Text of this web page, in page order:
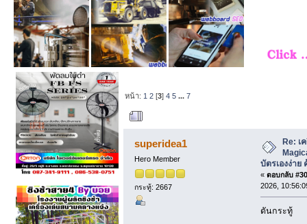
หน้า: 1 2 [3]4 5 ...7
บัตรเองง่าย คุ้มค่า (อ่าน 3851 ครั้ง)
superidea1
Hero Member
กระทู้: 2667
Re: เ
บัตรเองง่าย
« ตอบกลับ
2026,
ดันกระทู้